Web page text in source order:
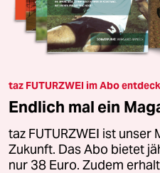
taz FUTURZWEI im Abo
Endlich mal ein
taz FUTURZWEI ist unser
Zukunft. Das Abo bietet
nur 38 Euro. Zudem